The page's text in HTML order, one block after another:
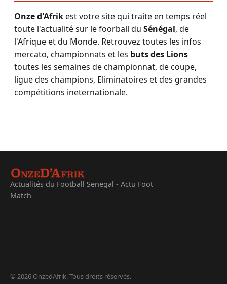
Onze d'Afrikest votre site qui traite en temps réel
toute l'actualité sur le foorball du Sénégal, de
l'Afrique et du Monde. Retrouvez toutes les infos
mercato, championnats et les buts des Lions
toutes les semaines de championnat, de coupe,
ligue des champions, Eliminatoires et des grandes
compétitions ineternationale.
Actualités du Football Senegal - Actu Foot
Match
© 2026 OnzedAfrik. Tous droits réservés.